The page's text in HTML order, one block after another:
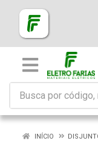
INÍCIO